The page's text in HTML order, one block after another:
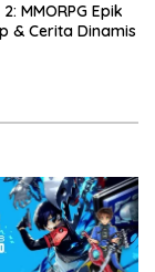
MMORPG Epik
& Cerita Dinamis